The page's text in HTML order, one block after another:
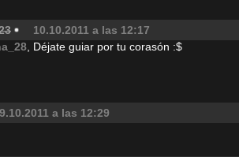
10.10.2011 a las 12:17
, Déjate guiar por tu corasón :$
a las 12:29